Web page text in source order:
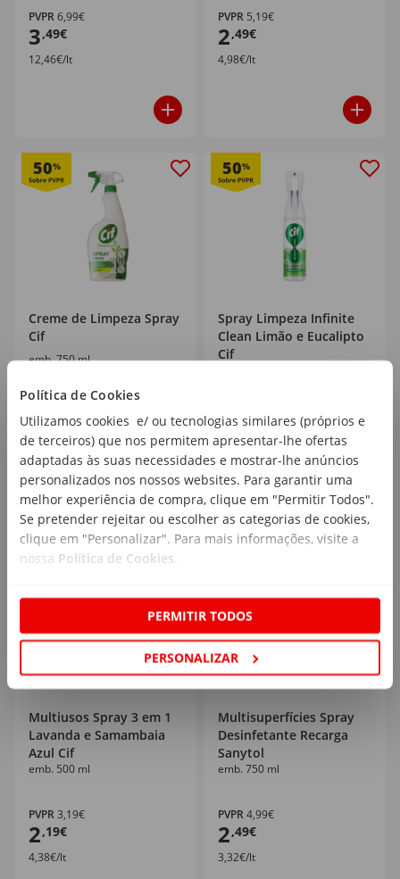
Política de Cookies
Utilizamos cookies e/ ou tecnologias similares (próprios e
de terceiros) que nos permitem apresentar-lhe ofertas
adaptadas às suas necessidades e mostrar-lhe anúncios
personalizados nos nossos websites. Para garantir uma
melhor experiência de compra, clique em "Permitir Todos".
Se pretender rejeitar ou escolher as categorias de cookies,
clique em "Personalizar". Para mais informações, visite a
nossa Política de Cookies.
PERMITIR TODOS
PERSONALIZAR
PVPR6,99€
3,49€
12,46€/lt
PVPR 5,19€
2,49€
4,98€/lt
50%
Creme de Limpeza Spray
Cif
emb. 750 ml
PVPR5,99€
2
3,99€/lt
50%
Spray Limpeza Infinite
Clean Limão e Eucalipto
Cif
PVPR7,99€
3
14,25€/lt
Mais de
30%
Multiusos Spray 3 em 1
Lavanda e Samambaia
Azul Cif
emb. 500 ml
PVPR3,19€
2,19€
4,38€/lt
Multisuperfícies Spray
Desinfetante Recarga
Sanytol
emb. 750 ml
PVPR4,99€
2,49€
3,32€/lt